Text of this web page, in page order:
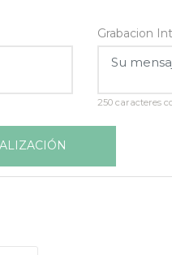
Grabacion
250 caracteres